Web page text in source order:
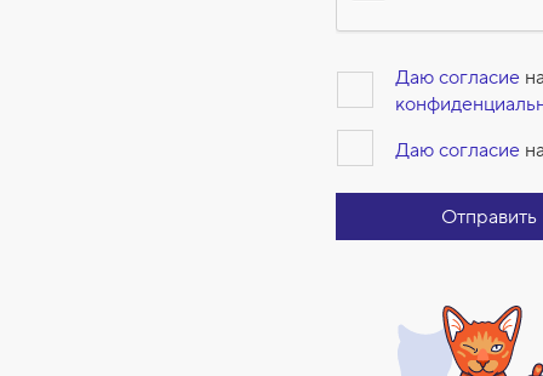
Даю согласие
Даю согласие
Отправить